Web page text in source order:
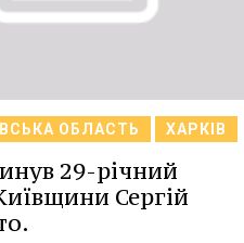
ОБЛАСТЬ ХАРКІВ
29-річний
Сергій